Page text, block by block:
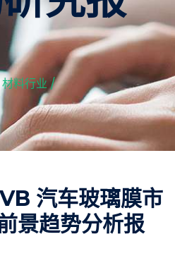
材料行业/
汽车玻璃膜市
景趋势分析报